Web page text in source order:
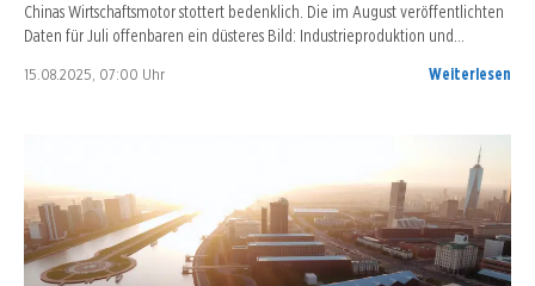
Chinas Wirtschaftsmotor stottert bedenklich. Die im August veröffentlichten
Daten für Juli offenbaren ein düsteres Bild: Industrieproduktion und…
15.08.2025, 07:00 Uhr Weiterlesen